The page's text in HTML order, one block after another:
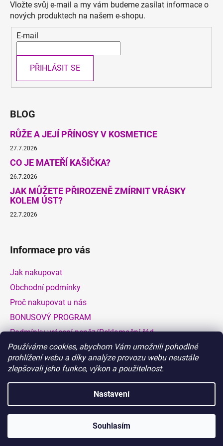
Používáme cookies, abychom Vám umožnili pohodlné
prohlížení webu a díky analýze provozu webu neustále
zlepšovali jeho funkce, výkon a použitelnost.
Nastavení
Souhlasím
s
u
Vložte svůj e-mail a my vám budeme zasílat informace o
nových produktech na našem e-shopu.
E-mail
PŘIHLÁSIT SE
BLOG
RŮŽE A JEJÍ PŘÍNOSY V KOSMETICE
27.7.2026
CO JE MATEŘÍ KAŠIČKA?
26.7.2026
JAK MŮŽETE PŘIROZENĚ ZMÍRNIT VRÁSKY
KOLEM ÚST?
22.7.2026
Informace pro vás
Jak nakupovat
Obchodní podmínky
Proč nakupovat u nás
BONUSOVÝ PROGRAM
Podmínky vrácení peněz/Reklamační řád
Dodací a platební podmínky
Hodnocení obchodu
Vytvořil Shoptet
BIONATURALIA.CZ
vyhrazena.